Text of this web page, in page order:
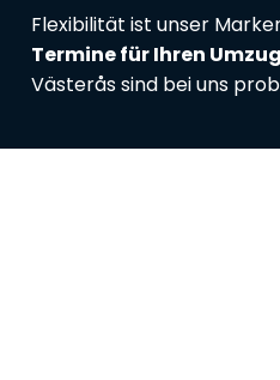
Flexibilität ist unser
Termine für Ihren Umzug
Västerås sind bei uns